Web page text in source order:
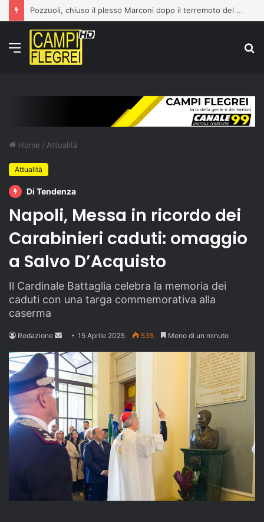
Pozzuoli, chiuso il plesso Marconi dopo il terremoto del 31 luglio: edificio dichiarato inagibile
Menu
Home / Attualità
Attualità
Di Tendenza
Napoli, Messa in ricordo dei
Carabinieri caduti: omaggio
a Salvo D’Acquisto
Il Cardinale Battaglia celebra la memoria dei
caduti con una targa commemorativa alla
caserma
Redazione
Send
email
15 Aprile 2025 535 Meno di un minuto